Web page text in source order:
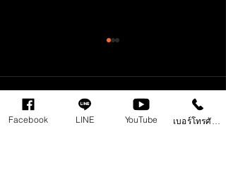
Comments
Facebook LINE YouTube